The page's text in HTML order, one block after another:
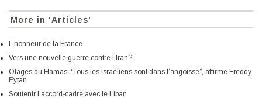
More in 'Articles'
L’honneur de la France
Vers une nouvelle guerre contre l’Iran?
Otages du Hamas: “Tous les Israéliens sont dans l’angoisse”, affirme Freddy
Eytan
Soutenir l’accord-cadre avec le Liban